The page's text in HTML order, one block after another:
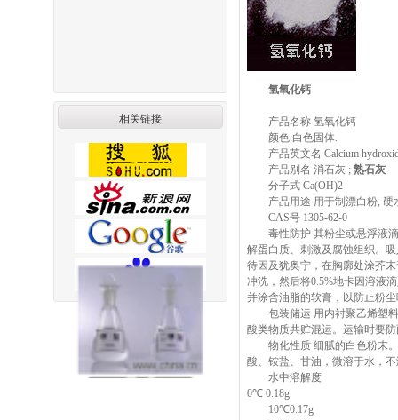
相关链接
氢氧化钙
产品名称 氢氧化钙
颜色:白色固体.
产品英文名 Calcium
产品别名 消石灰 ; 熟石灰
分子式 Ca(OH)2
产品用途 用于制漂白粉, 硬
CAS号 1305-62-0
毒性防护 其粉尘或悬浮液滴
解蛋白质、刺激及腐蚀组织。
待因及犹奥宁，在胸廓处涂芥
冲洗，然后将0.5%地卡因溶液
并涂含油脂的软膏，以防止粉
包装储运 用内衬聚乙烯塑料
酸类物质共贮混运。运输时要
物化性质 细腻的白色粉末。
酸、铵盐、甘油，微溶于水，
水中溶解度
0℃ 0.18g
10℃0.17g